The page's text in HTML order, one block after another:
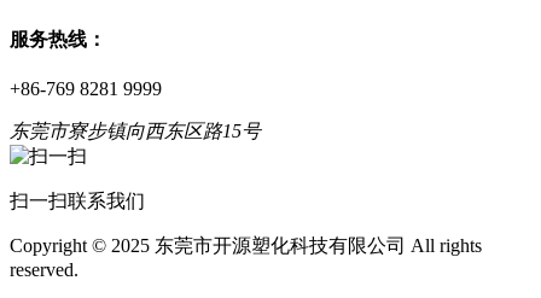
服务热线：
+86-769 8281 9999
东莞市寮步镇向西东区路15号
扫一扫联系我们
Copyright © 2025 东莞市开源塑化科技有限公司 All rights
reserved.